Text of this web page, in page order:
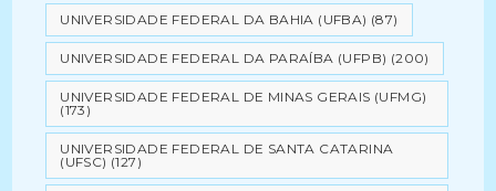
UNIVERSIDADE FEDERAL DA BAHIA (UFBA) (87)
UNIVERSIDADE FEDERAL DA PARAÍBA (UFPB) (200)
UNIVERSIDADE FEDERAL DE MINAS GERAIS (UFMG)
(173)
UNIVERSIDADE FEDERAL DE SANTA CATARINA
(UFSC) (127)